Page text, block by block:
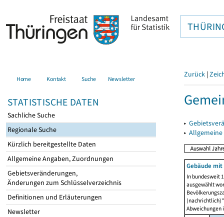
Home Kontakt Suche Newsletter
STATISTISCHE DATEN
Sachliche Suche
Regionale Suche
Kürzlich bereitgestellte Daten
Allgemeine Angaben, Zuordnungen
Gebietsveränderungen,
Änderungen zum Schlüsselverzeichnis
Definitionen und Erläuterungen
Newsletter
Zurück |
▸
▸
Gebäude
In bundesweit
ausgewählt
Abweichungen